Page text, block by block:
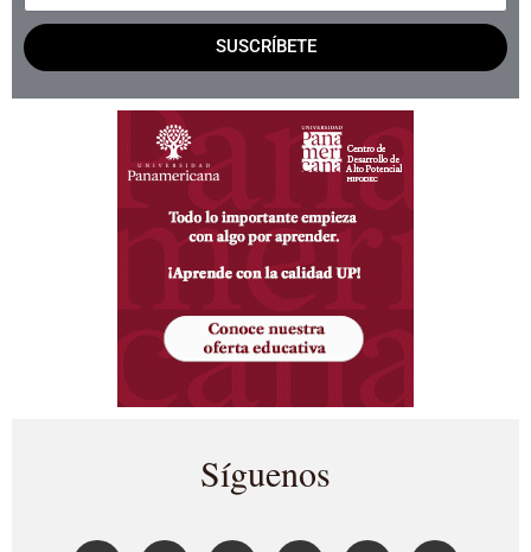
SUSCRÍBETE
Síguenos